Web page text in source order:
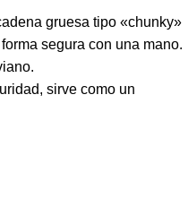
gruesa tipo «chunky»
segura con una mano.
sirve como un